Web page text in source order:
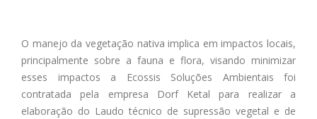
O manejo da vegetação nativa implica em impactos locais,
principalmente sobre a fauna e flora, visando minimizar
esses impactos a Ecossis Soluções Ambientais foi
contratada pela empresa Dorf Ketal para realizar a
elaboração do Laudo técnico de supressão vegetal e de